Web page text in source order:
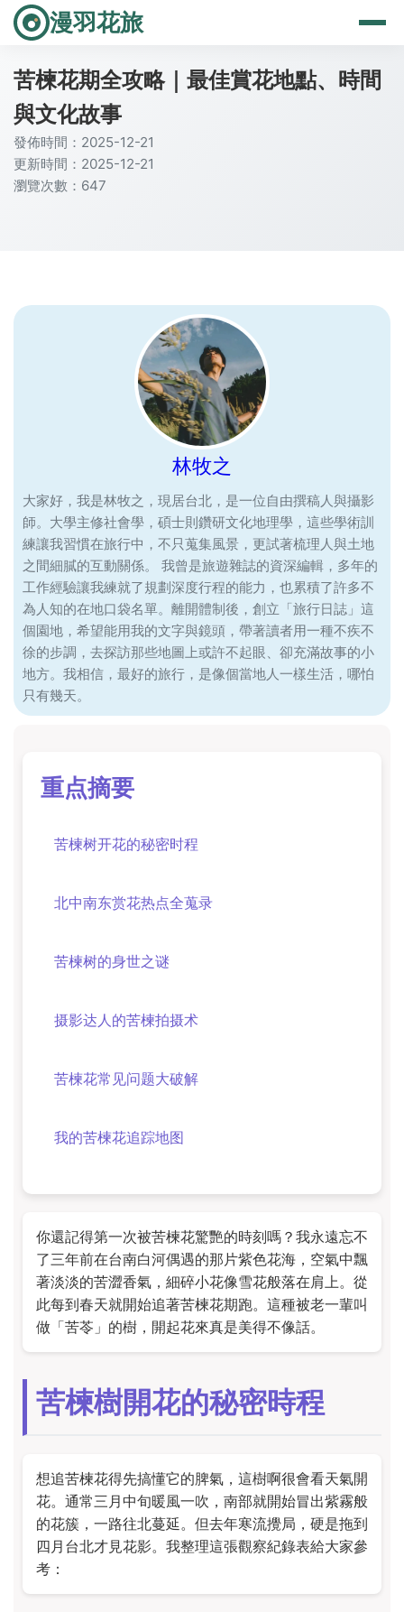
漫羽花旅
苦楝花期全攻略｜最佳賞花地點、時間
與文化故事
發佈時間：2025-12-21
更新時間：2025-12-21
瀏覽次數：647
林牧之
大家好，我是林牧之，現居台北，是一位自由撰稿人與攝影
師。大學主修社會學，碩士則鑽研文化地理學，這些學術訓
練讓我習慣在旅行中，不只蒐集風景，更試著梳理人與土地
之間細膩的互動關係。 我曾是旅遊雜誌的資深編輯，多年的
工作經驗讓我練就了規劃深度行程的能力，也累積了許多不
為人知的在地口袋名單。離開體制後，創立「旅行日誌」這
個園地，希望能用我的文字與鏡頭，帶著讀者用一種不疾不
徐的步調，去探訪那些地圖上或許不起眼、卻充滿故事的小
地方。我相信，最好的旅行，是像個當地人一樣生活，哪怕
只有幾天。
重点摘要
苦楝树开花的秘密时程
北中南东赏花热点全蒐录
苦楝树的身世之谜
摄影达人的苦楝拍摄术
苦楝花常见问题大破解
我的苦楝花追踪地图
你還記得第一次被苦楝花驚艷的時刻嗎？我永遠忘不
了三年前在台南白河偶遇的那片紫色花海，空氣中飄
著淡淡的苦澀香氣，細碎小花像雪花般落在肩上。從
此每到春天就開始追著苦楝花期跑。這種被老一輩叫
做「苦苓」的樹，開起花來真是美得不像話。
苦楝樹開花的秘密時程
想追苦楝花得先搞懂它的脾氣，這樹啊很會看天氣開
花。通常三月中旬暖風一吹，南部就開始冒出紫霧般
的花簇，一路往北蔓延。但去年寒流攪局，硬是拖到
四月台北才見花影。我整理這張觀察紀錄表給大家參
考：